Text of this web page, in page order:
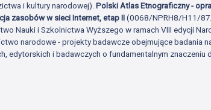
i kultury narodowej).Polski Atlas Etnograficzny -
zasobów w sieci Internet, etap II(0068/NPRH8/H11/
Nauki i Szkolnictwa Wyższego w ramach VIII edycji
narodowe - projekty badawcze obejmujące badania
edytorskich i badawczych o fundamentalnym znaczeniu